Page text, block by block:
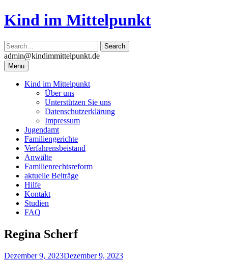
Skip
to
Kind im Mittelpunkt
admin@kindimmittelpunkt.de
Menu
Kind im Mittelpunkt
Über uns
Unterstützen Sie uns
Datenschutzerklärung
Impressum
Jugendamt
Familiengerichte
Verfahrensbeistand
Anwälte
Familienrechtsreform
aktuelle Beiträge
Hilfe
Kontakt
Studien
FAQ
Regina Scherf
Dezember 9, 2023Dezember 9, 2023